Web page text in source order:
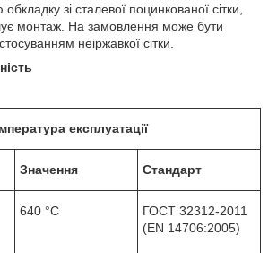
зі сталевої поцинкованої сітки,
монтаж. На замовлення може бути
неіржавкої сітки.
експлуатації
Значення Стандарт
640 °C
ГОСТ 32312-2011
(EN 14706:2005)